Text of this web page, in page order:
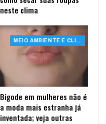
neste clima
MEIO AMBIENTE E CLIMA
Bigode em mulheres não é
a moda mais estranha já
inventada; veja outras